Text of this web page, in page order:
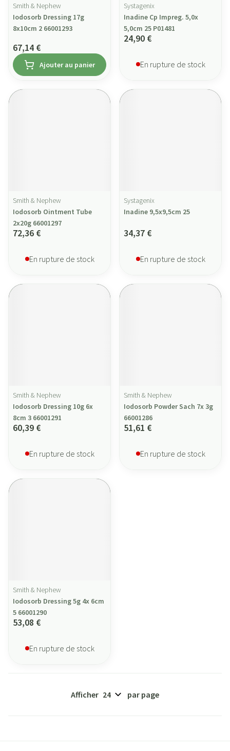
Smith & Nephew
Iodosorb Dressing 17g
8x10cm 2 66001293
67,14 €
Ajouter au panier
Systagenix
Inadine Cp Impreg. 5,0x
5,0cm 25 P01481
24,90 €
En rupture de stock
Smith & Nephew
Iodosorb Ointment Tube
2x20g 66001297
72,36 €
En rupture de stock
Systagenix
Inadine 9,5x9,5cm 25
34,37 €
En rupture de stock
Smith & Nephew
Iodosorb Dressing 10g 6x
8cm 3 66001291
60,39 €
En rupture de stock
Smith & Nephew
Iodosorb Powder Sach 7x 3g
66001286
51,61 €
En rupture de stock
Smith & Nephew
Iodosorb Dressing 5g 4x 6cm
5 66001290
53,08 €
En rupture de stock
Afficher par page